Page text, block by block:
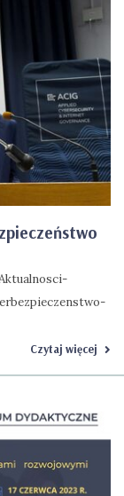
Czytaj więcej